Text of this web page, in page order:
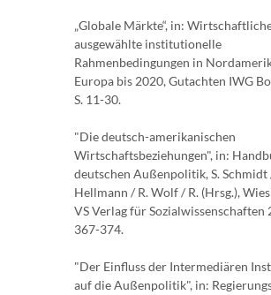
„Globale Märkte“, in:
ausgewählte institutionelle
Rahmenbedingungen in
Europa bis 2020, Gutachten IWG
S. 11-30.
"Die deutsch-amerikanischen
Wirtschaftsbeziehungen", in:
deutschen Außenpolitik, S. Schmidt
Hellmann / R. Wolf / R. (Hrsg.),
VS Verlag für Sozialwissenschaften
367-374.
"Der Einfluss der Intermediären
auf die Außenpolitik", in: